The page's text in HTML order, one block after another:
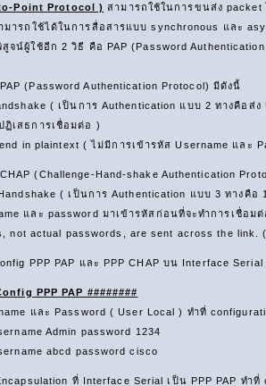
Point Protocol ) สามารถใช้ในการขนส่ง packet
มารถใช้ได้ในการสื่อสารแบบ synchronous และ
สูจน์ผู้ใช้อีก 2 วิธี คือ PAP (Password
(Password Authentication Protocol) มีดังนี้
( เป็นการ Authentication แบบ 2 ทางคือ
ฏิเสธการเชื่อมต่อ )
in plaintext ( ไม่มีการเข้ารหัส Username และ
(Challenge-Hand-shake Authentication
( เป็นการ Authentication แบบ 3 ทางคื
และ password มาเข้ารหัสก่อนที่จะทำการเชื่อ
not actual passwords, are sent across the
PPP PAP และ PPP CHAP บน Interface
PPP PAP ########
และ Password ( User Local ) ทำที่
Admin password 1234
abcd password cisco
ที่ Interface Serial เป็น PPP PAP ทำที่